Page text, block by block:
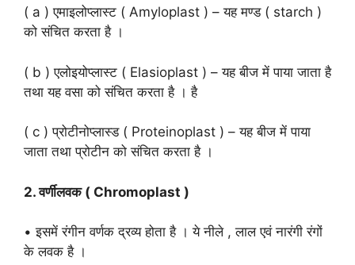
( a ) एमाइलोप्लास्ट ( Amyloplast ) – यह मण्ड ( starch )
को संचित करता है ।
( b ) एलोइयोप्लास्ट ( Elasioplast ) – यह बीज में पाया जाता है
तथा यह वसा को संचित करता है । है
( c ) प्रोटीनोप्लास्ड ( Proteinoplast ) – यह बीज में पाया
जाता तथा प्रोटीन को संचित करता है ।
2. वर्णीलवक ( Chromoplast )
• इसमें रंगीन वर्णक द्रव्य होता है । ये नीले , लाल एवं नारंगी रंगों
के लवक है ।